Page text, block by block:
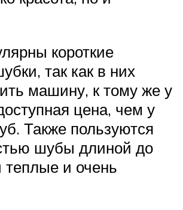
короткие
так как в них
машину, к тому же у
цена, чем у
Также пользуются
шубы длиной до
теплые и очень